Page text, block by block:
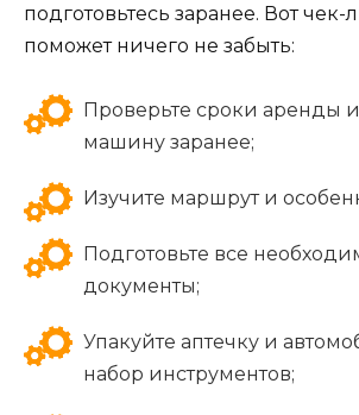
подготовьтесь заранее. Вот чек-
поможет ничего не забыть:
Проверьте сроки аренды
машину заранее;
Изучите маршрут и
Подготовьте все
документы;
Упакуйте аптечку и
набор инструментов;